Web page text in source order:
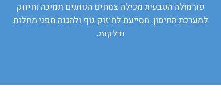
פורמולה הטבעית מכילה צמחים הנותנים תמיכה וחיזוק
למערכת החיסון. מסייעת לחיזוק גוף ולהגנה מפני מחלות
ודלקות.